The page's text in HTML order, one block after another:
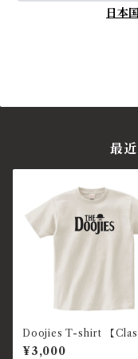
日本
最
Doojies T-shirt 【
¥3,000